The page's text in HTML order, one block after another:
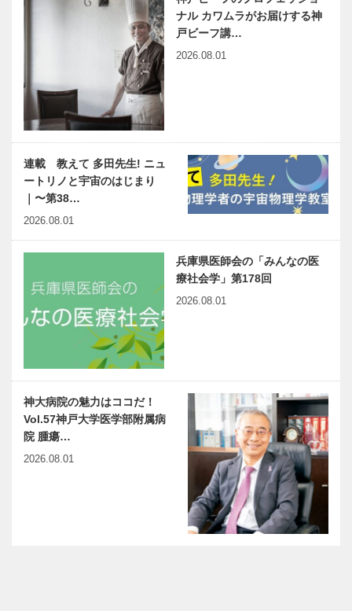
ナル カワムラがお届けする神
戸ビーフ講…
2026.08.01
連載 教えて 多田先生! ニュ
ートリノと宇宙のはじまり
｜〜第38…
2026.08.01
兵庫県医師会の「みんなの医
療社会学」第178回
2026.08.01
神大病院の魅力はココだ！
Vol.57神戸大学医学部附属病
院 腫瘍…
2026.08.01